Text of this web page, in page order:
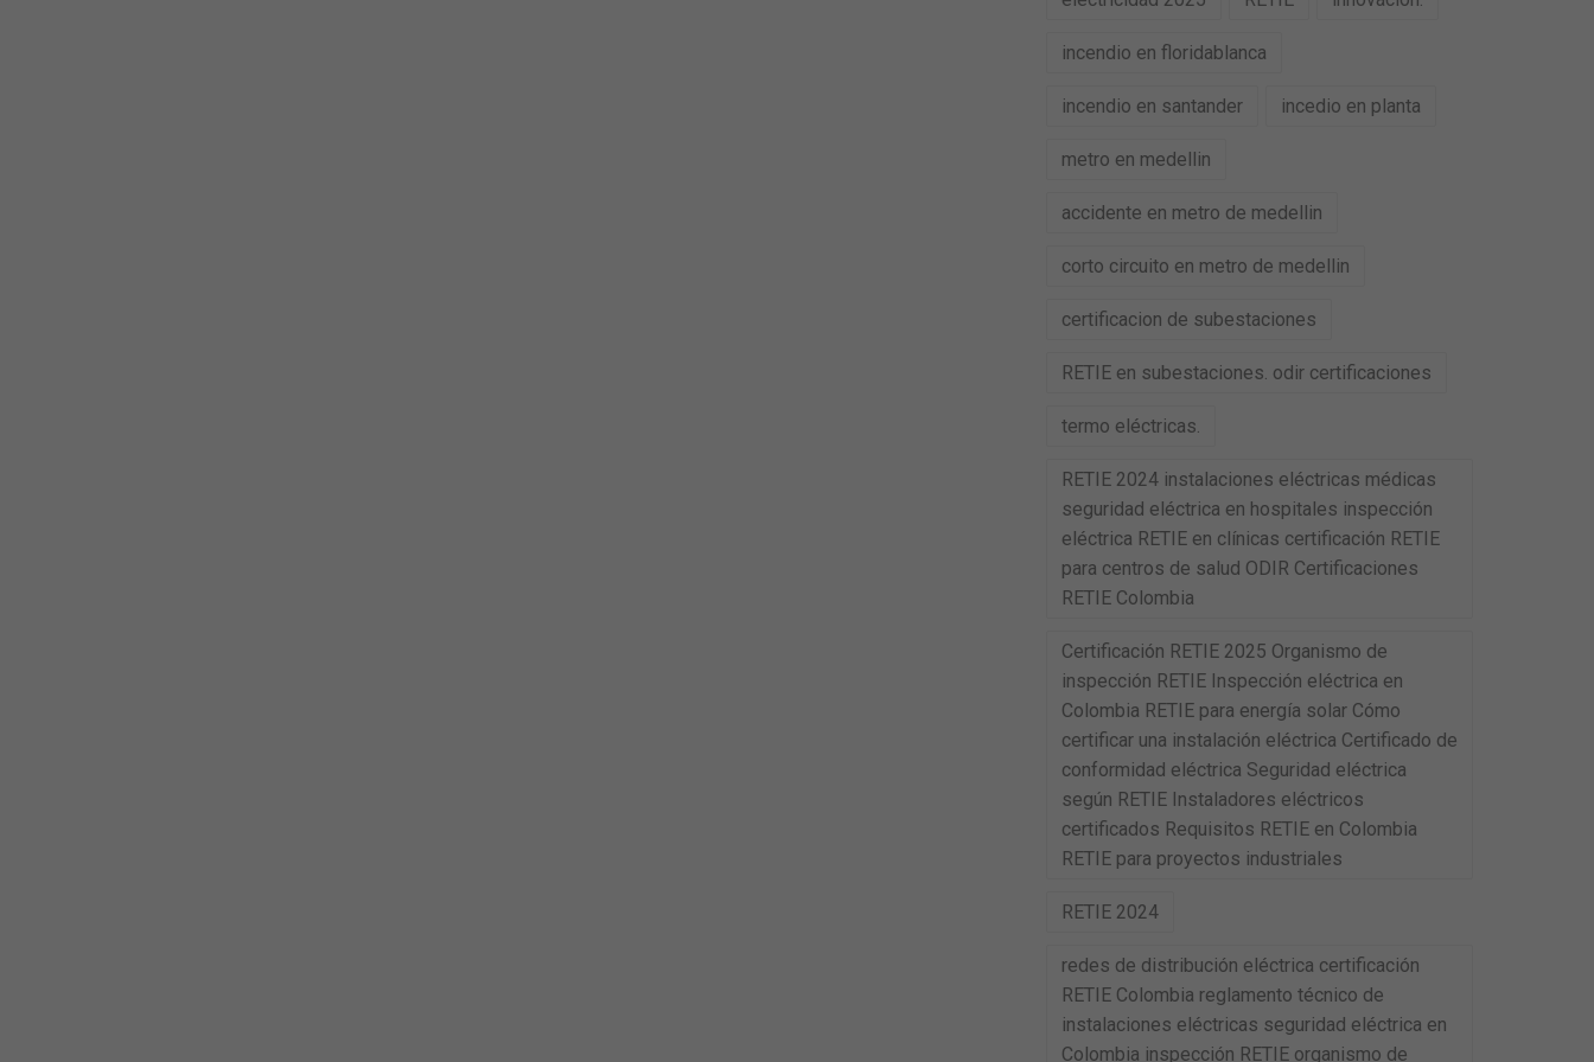
incendio en floridablanca
incendio en santander incedio en planta
metro en medellin
accidente en metro de medellin
corto circuito en metro de medellin
certificacion de subestaciones
RETIE en subestaciones. odir certificaciones
termo eléctricas.
RETIE 2024 instalaciones eléctricas médicas
seguridad eléctrica en hospitales inspección
eléctrica RETIE en clínicas certificación RETIE
para centros de salud ODIR Certificaciones
RETIE Colombia
Certificación RETIE 2025 Organismo de
inspección RETIE Inspección eléctrica en
Colombia RETIE para energía solar Cómo
certificar una instalación eléctrica Certificado de
conformidad eléctrica Seguridad eléctrica
según RETIE Instaladores eléctricos
certificados Requisitos RETIE en Colombia
RETIE para proyectos industriales
RETIE 2024
redes de distribución eléctrica certificación
RETIE Colombia reglamento técnico de
instalaciones eléctricas seguridad eléctrica en
Colombia inspección RETIE organismo de